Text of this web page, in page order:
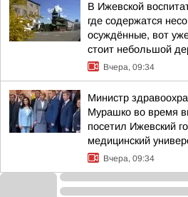
В Ижевской
где содержатся
осуждённые, вот
стоит небольшой
Вчера, 09:34
Министр
Мурашко во время
посетил Ижевский
медицинский
Вчера, 09:34